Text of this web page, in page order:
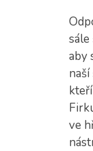
aby
ve